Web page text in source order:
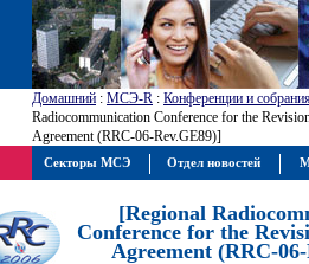
Домашний : МСЭ-R : Конференции и
Radiocommunication Conference for the
Agreement (RRC-06-Rev.GE89)]
[Regional
Conference for the
Agreement (RRC-
Секторы МСЭ Отдел новостей